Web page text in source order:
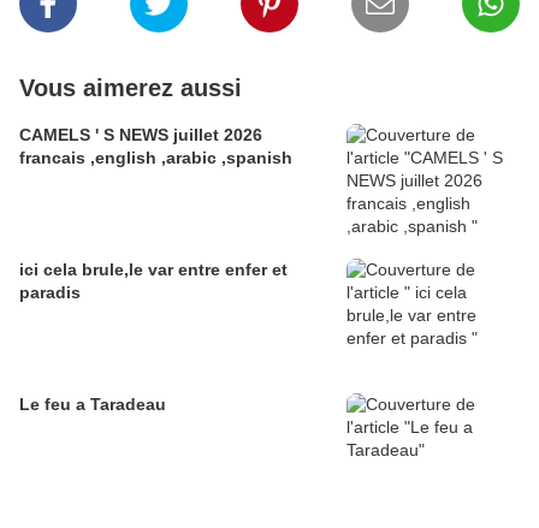
Vous aimerez aussi
CAMELS ' S NEWS juillet 2026
francais ,english ,arabic ,spanish
ici cela brule,le var entre enfer et
paradis
Le feu a Taradeau